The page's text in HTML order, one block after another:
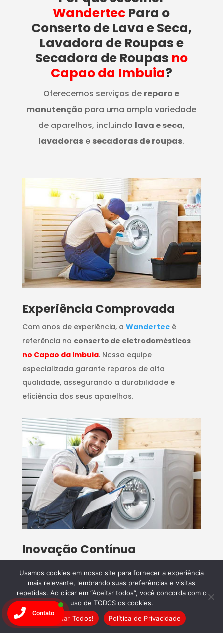
Wandertec Para o
Conserto de Lava e Seca,
Lavadora de Roupas e
Secadora de Roupas no
Capao da Imbuia?
Oferecemos serviços de reparo e
manutenção para uma ampla variedade
de aparelhos, incluindo lava e seca,
lavadoras e secadoras de roupas.
​Experiência Comprovada
Com anos de experiência, a Wandertecé
referência no conserto de eletrodomésticos
no Capao da Imbuia. Nossa equipe
especializada garante reparos de alta
qualidade, assegurando a durabilidade e
eficiência dos seus aparelhos.
Inovação Contínua
mais recentes tecnologias para diagnosticar e
reparareletrodomésticos, proporcionando
soluções rápidas e eficazes para qualquer
problema.
Usamos cookies em nosso site para fornecer a experiência
mais relevante, lembrando suas preferências e visitas
repetidas. Ao clicar em “Aceitar todos”, você concorda com o
uso de TODOS os cookies.
Aceitar Todos!
Política de Privacidade
Contato